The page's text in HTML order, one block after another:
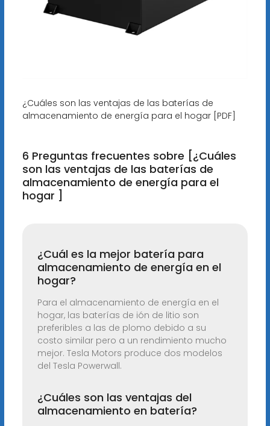
¿Cuáles son las ventajas de las baterías de
almacenamiento de energía para el hogar [PDF]
6 Preguntas frecuentes sobre [¿Cuáles
son las ventajas de las baterías de
almacenamiento de energía para el
hogar ]
¿Cuál es la mejor batería para
almacenamiento de energía en el
hogar?
Para el almacenamiento de energía en el
hogar, las baterías de ión de litio son
preferibles a las de plomo debido a su
costo similar pero a un rendimiento mucho
mejor. Tesla Motors produce dos modelos
del Tesla Powerwall.
¿Cuáles son las ventajas del
almacenamiento en batería?